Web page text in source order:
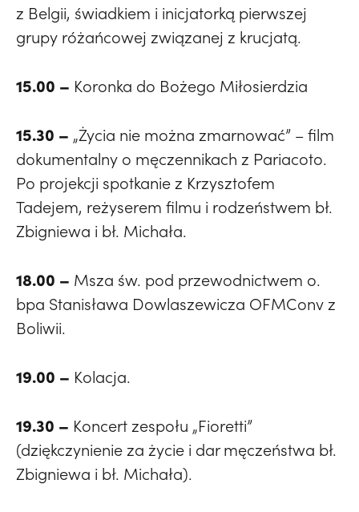
z Belgii, świadkiem i inicjatorką pierwszej
grupy różańcowej związanej z krucjatą.
15.00 – Koronka do Bożego Miłosierdzia
15.30 – „Życia nie można zmarnować” – film
dokumentalny o męczennikach z Pariacoto.
Po projekcji spotkanie z Krzysztofem
Tadejem, reżyserem filmu i rodzeństwem bł.
Zbigniewa i bł. Michała.
18.00 – Msza św. pod przewodnictwem o.
bpa Stanisława Dowlaszewicza OFMConv z
Boliwii.
19.00 – Kolacja.
19.30 – Koncert zespołu „Fioretti”
(dziękczynienie za życie i dar męczeństwa bł.
Zbigniewa i bł. Michała).